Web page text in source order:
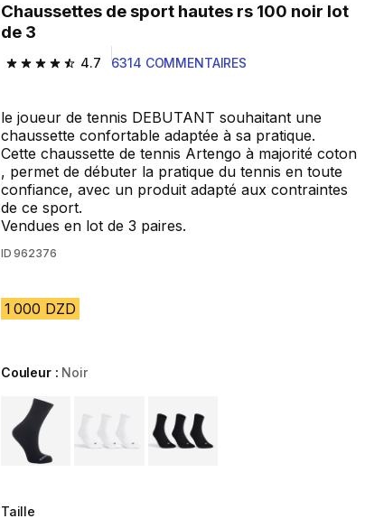
Chaussettes de sport hautes rs 100 noir lot
de 3
4.7
4.7 out of 5 stars from 6314 reviews
6314 COMMENTAIRES
le joueur de tennis DEBUTANT souhaitant une
chaussette confortable adaptée à sa pratique.
Cette chaussette de tennis Artengo à majorité coton
, permet de débuter la pratique du tennis en toute
confiance, avec un produit adapté aux contraintes
de ce sport.
Vendues en lot de 3 paires.
ID 962376
1 000 DZD
Couleur : Noir
Choose a variant
Taille